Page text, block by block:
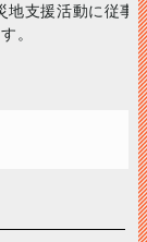
支援活動に従事
。